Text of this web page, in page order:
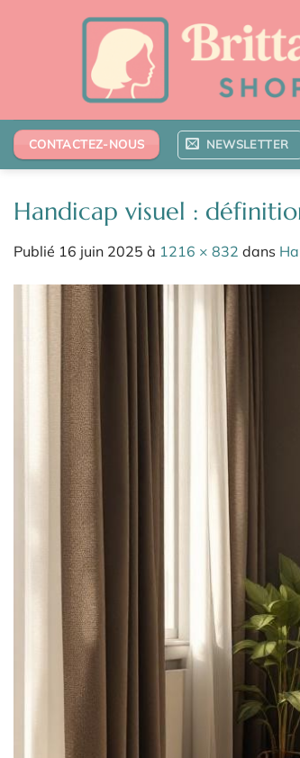
CONTACTEZ-NOUS NEWSLETTER
Handicap visuel :
Publié 16 juin 2025 à 1216 × 832 dans